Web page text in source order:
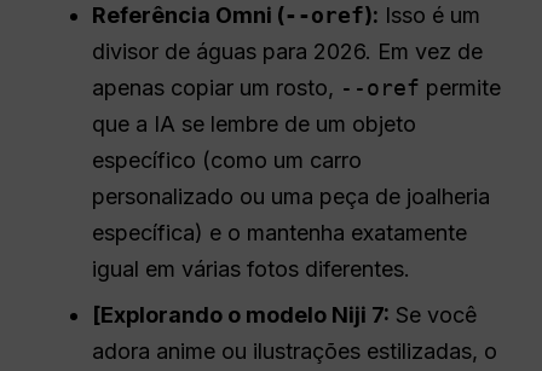
Referência Omni (--oref): Isso é um
divisor de águas para 2026. Em vez de
apenas copiar um rosto, --oref permite
que a IA se lembre de um objeto
específico (como um carro
personalizado ou uma peça de joalheria
específica) e o mantenha exatamente
igual em várias fotos diferentes.
[Explorando o modelo Niji 7: Se você
adora anime ou ilustrações estilizadas, o